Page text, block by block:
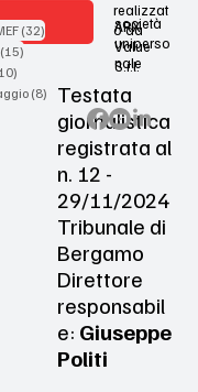
realizzat
o da
società
uniperso
nale
ARX
Value
S.r.l.
Testata
giornalistica
registrata al
n. 12 -
29/11/2024
Tribunale di
Bergamo
Direttore
responsabil
e: Giuseppe
Politi
post(32)32 post
(15)15 post
10 post
(8)8 post